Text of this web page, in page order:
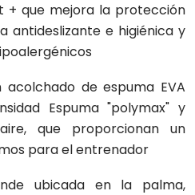
+ que mejora la protección
antideslizante e higiénica y
de espuma EVA
Espuma "polymax" y
que proporcionan un
para el entrenador
ubicada en la palma,